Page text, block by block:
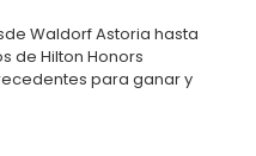
Waldorf Astoria hasta
de Hilton Honors
para ganar y